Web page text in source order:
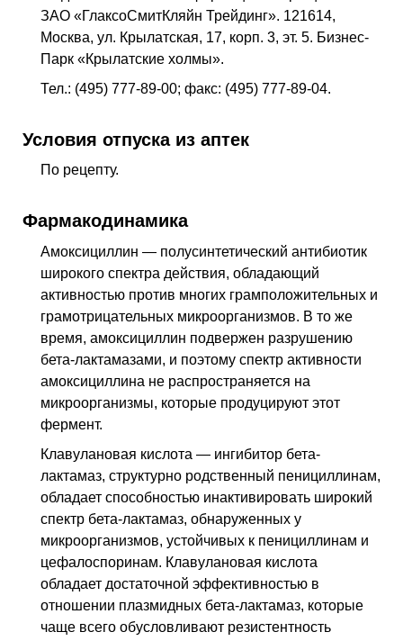
ЗАО «ГлаксоСмитКляйн Трейдинг». 121614,
Москва, ул. Крылатская, 17, корп. 3, эт. 5. Бизнес-
Парк «Крылатские холмы».
Тел.: (495) 777-89-00; факс: (495) 777-89-04.
Условия отпуска из аптек
По рецепту.
Фармакодинамика
Амоксициллин — полусинтетический антибиотик
широкого спектра действия, обладающий
активностью против многих грамположительных и
грамотрицательных микроорганизмов. В то же
время, амоксициллин подвержен разрушению
бета-лактамазами, и поэтому спектр активности
амоксициллина не распространяется на
микроорганизмы, которые продуцируют этот
фермент.
Клавулановая кислота — ингибитор бета-
лактамаз, структурно родственный пенициллинам,
обладает способностью инактивировать широкий
спектр бета-лактамаз, обнаруженных у
микроорганизмов, устойчивых к пенициллинам и
цефалоспоринам. Клавулановая кислота
обладает достаточной эффективностью в
отношении плазмидных бета-лактамаз, которые
чаще всего обусловливают резистентность